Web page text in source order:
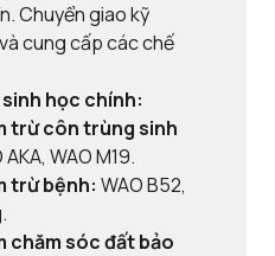
Chuyển giao kỹ
cung cấp các chế
học chính:
trừ côn trùng sinh
AKA, WAO M19.
trừ bệnh: WAO B52,
chăm sóc đất bảo